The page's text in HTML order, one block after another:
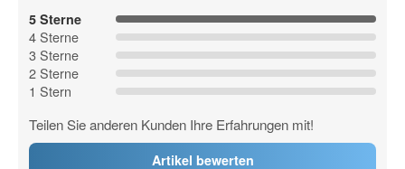
5 Sterne
4 Sterne
3 Sterne
2 Sterne
1 Stern
Teilen Sie anderen Kunden Ihre Erfahrungen mit!
Artikel bewerten